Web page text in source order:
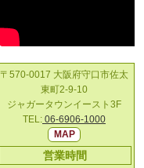
〒570-0017 大阪府守口市佐太
東町2-9-10
ジャガータウンイースト3F
TEL: 06-6906-1000
MAP
営業時間